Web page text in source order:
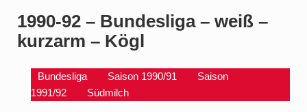
1990-92 – Bundesliga – weiß –
kurzarm – Kögl
Bundesliga Saison 1990/91
Saison
1991/92
Südmilch